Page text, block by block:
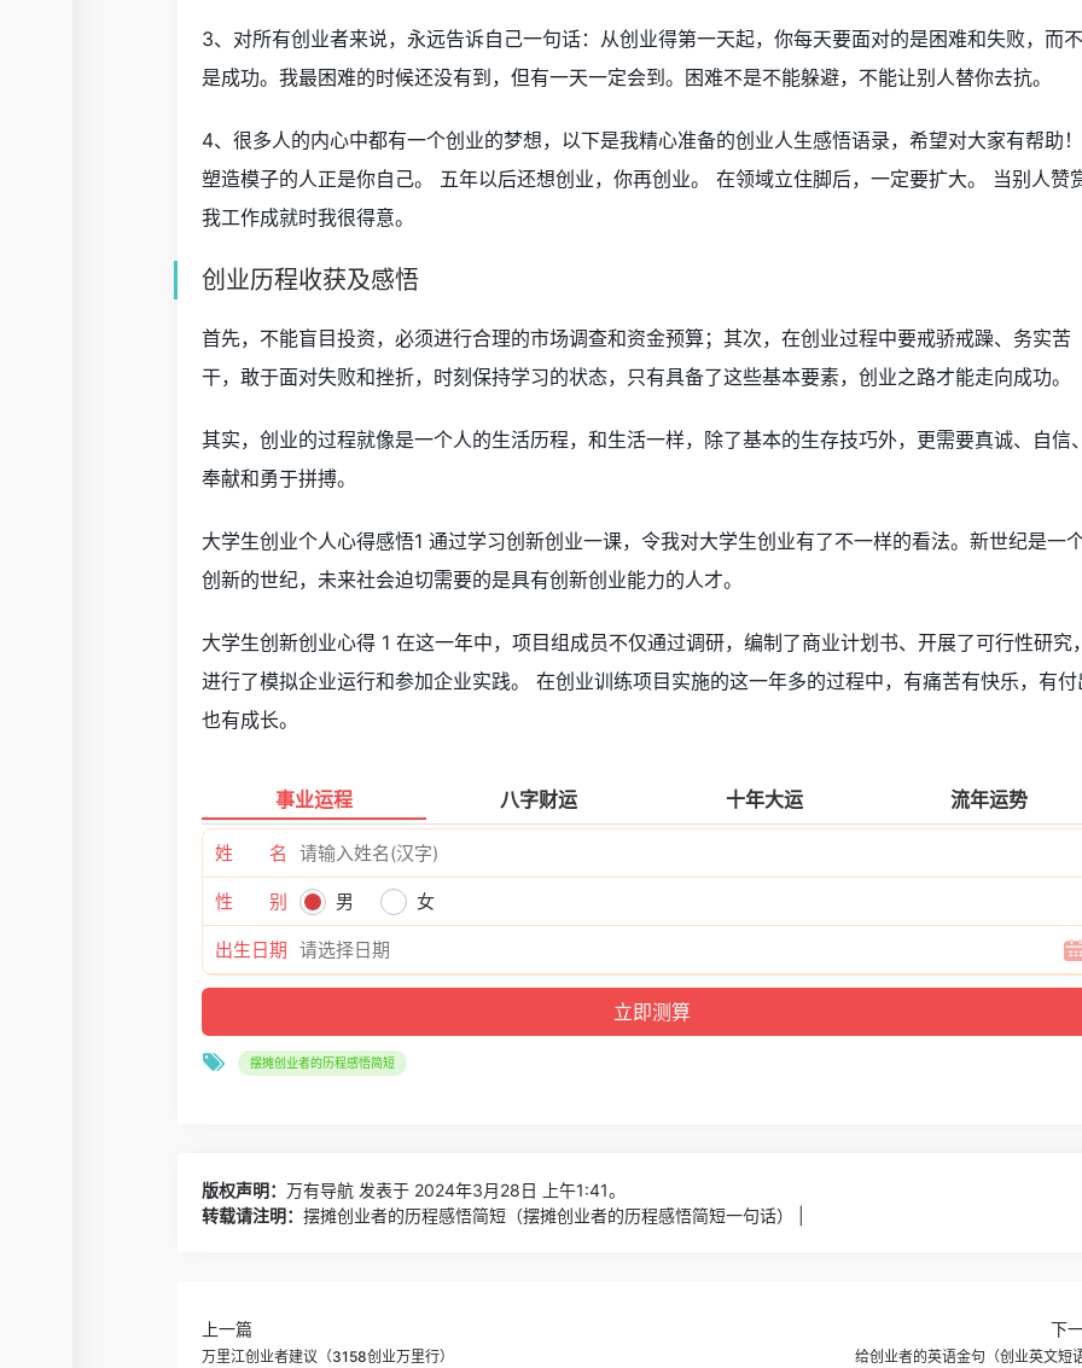
3、对所有创业者来说，永远告诉自己一句话：从创业得第一天起，你每天要面对的是困难和失败，而不
是成功。我最困难的时候还没有到，但有一天一定会到。困难不是不能躲避，不能让别人替你去抗。
4、很多人的内心中都有一个创业的梦想，以下是我精心准备的创业人生感悟语录，希望对大家有帮助！
塑造模子的人正是你自己。 五年以后还想创业，你再创业。 在领域立住脚后，一定要扩大。 当别人赞
我工作成就时我很得意。
创业历程收获及感悟
首先，不能盲目投资，必须进行合理的市场调查和资金预算；其次，在创业过程中要戒骄戒躁、务实苦
干，敢于面对失败和挫折，时刻保持学习的状态，只有具备了这些基本要素，创业之路才能走向成功。
其实，创业的过程就像是一个人的生活历程，和生活一样，除了基本的生存技巧外，更需要真诚、自信、
奉献和勇于拼搏。
大学生创业个人心得感悟1 通过学习创新创业一课，令我对大学生创业有了不一样的看法。新世纪是一
创新的世纪，未来社会迫切需要的是具有创新创业能力的人才。
大学生创新创业心得 1 在这一年中，项目组成员不仅通过调研，编制了商业计划书、开展了可行性研究，
进行了模拟企业运行和参加企业实践。 在创业训练项目实施的这一年多的过程中，有痛苦有快乐，有付
也有成长。
事业运程 八字财运 十年大运 流年运势
姓 名
性 别 男 女
出生日期
摆摊创业者的历程感悟简短
版权声明： 万有导航 发表于 2024年3月28日 上午1:41。
转载请注明： 摆摊创业者的历程感悟简短（摆摊创业者的历程感悟简短一句话） |
上一篇
万里江创业者建议（3158创业万里行）
下
给创业者的英语金句（创业英文短语